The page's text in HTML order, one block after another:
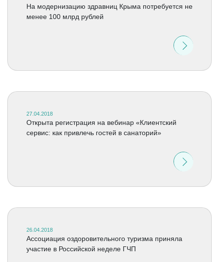
На модернизацию здравниц Крыма потребуется не
менее 100 млрд рублей
27.04.2018
Открыта регистрация на вебинар «Клиентский
сервис: как привлечь гостей в санаторий»
26.04.2018
Ассоциация оздоровительного туризма приняла
участие в Российской неделе ГЧП